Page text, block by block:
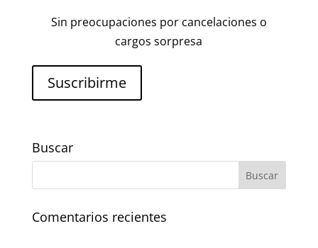
Sin preocupaciones por cancelaciones o
cargos sorpresa
Suscribirme
Buscar
Comentarios recientes